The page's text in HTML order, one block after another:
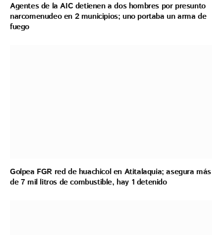
Agentes de la AIC detienen a dos hombres por presunto
narcomenudeo en 2 municipios; uno portaba un arma de
fuego
Golpea FGR red de huachicol en Atitalaquia; asegura más
de 7 mil litros de combustible, hay 1 detenido